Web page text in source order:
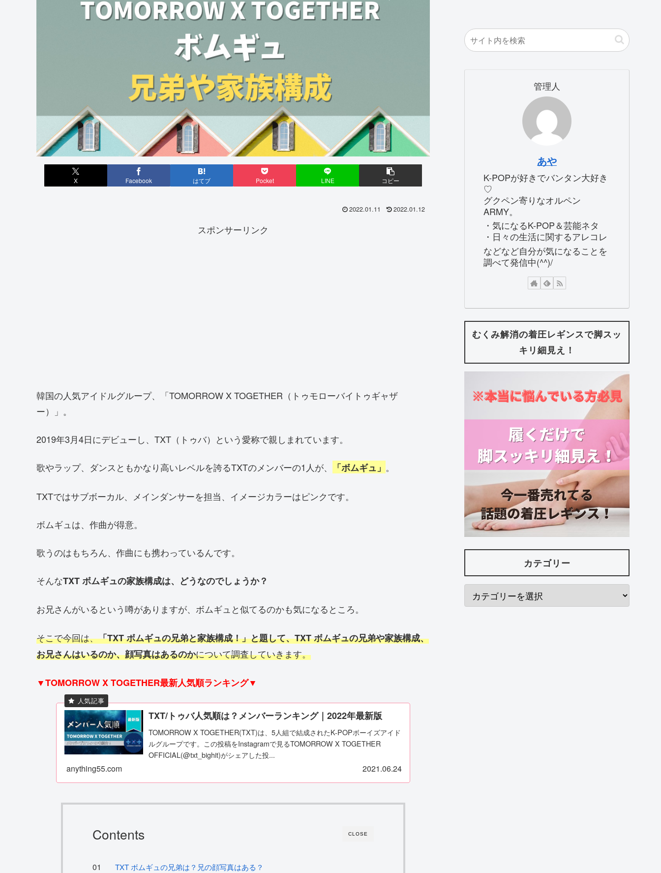
X Facebook はてブ Pocket LINE コピー
2022.01.11 2022.01.12
スポンサーリンク
韓国の人気アイドルグループ、「TOMORROW X TOGETHER（トゥモローバイトゥギャザ
ー）」。
2019年3月4日にデビューし、TXT（トゥバ）という愛称で親しまれています。
歌やラップ、ダンスともかなり高いレベルを誇るTXTのメンバーの1人が、 「ボムギュ」 。
TXTではサブボーカル、メインダンサーを担当、イメージカラーはピンクです。
ボムギュは、作曲が得意。
歌うのはもちろん、作曲にも携わっているんです。
そんなTXT ボムギュの家族構成は、どうなのでしょうか？
お兄さんがいるという噂がありますが、ボムギュと似てるのかも気になるところ。
そこで今回は、「TXT ボムギュの兄弟と家族構成！」と題して、TXT ボムギュの兄弟や家族構成、
お兄さんはいるのか、顔写真はあるのかについて調査していきます。
▼TOMORROW X TOGETHER最新人気順ランキング▼
TXT/トゥバ人気順は？メンバーランキング｜2022年最新版
TOMORROW X TOGETHER(TXT)は、5人組で結成されたK-POPボーイズアイド
ルグループです。この投稿をInstagramで見るTOMORROW X TOGETHER
OFFICIAL(@txt_bighit)がシェアした投...
anything55.com 2021.06.24
CLOSE
Contents
TXT ボムギュの兄弟は？兄の顔写真はある？
管理人
あや
K-POPが好きでバンタン大好き
♡
グクペン寄りなオルペン
ARMY。
・気になるK-POP＆芸能ネタ
・日々の生活に関するアレコレ
などなど自分が気になることを
調べて発信中(^^)/
むくみ解消の着圧レギンスで脚スッ
キリ細見え！
カテゴリー